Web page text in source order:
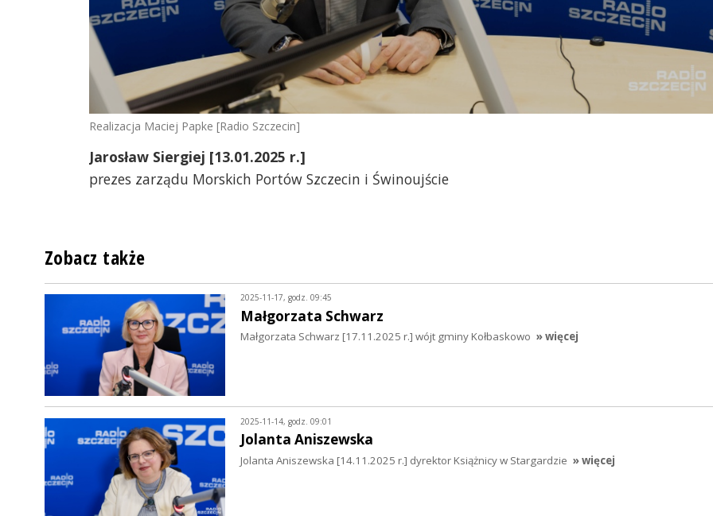
Realizacja Maciej Papke [Radio Szczecin]
Jarosław Siergiej [13.01.2025 r.]
prezes zarządu Morskich Portów Szczecin i Świnoujście
Zobacz także
2025-11-17, godz. 09:45
Małgorzata Schwarz
Małgorzata Schwarz [17.11.2025 r.] wójt gminy Kołbaskowo » więcej
2025-11-14, godz. 09:01
Jolanta Aniszewska
Jolanta Aniszewska [14.11.2025 r.] dyrektor Książnicy w Stargardzie » więcej